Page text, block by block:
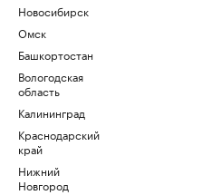
Новосибирск
Омск
Башкортостан
Вологодская
область
Калининград
Краснодарский
край
Нижний
Новгород